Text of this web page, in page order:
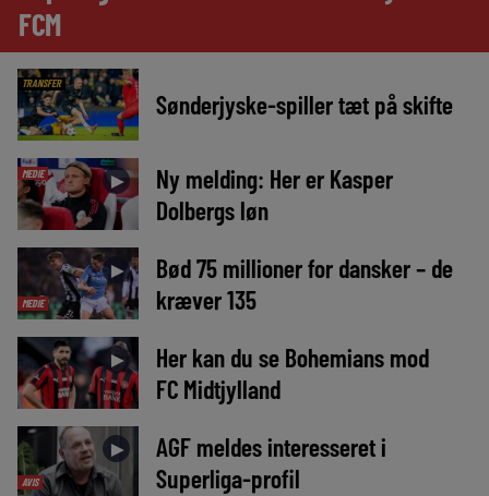
FCM
TRANSFER
Sønderjyske-spiller tæt på skifte
MEDIE ►
Ny melding: Her er Kasper
Dolbergs løn
MEDIE
►
Bød 75 millioner for dansker – de
kræver 135
►
Her kan du se Bohemians mod
FC Midtjylland
AVIS
►
AGF meldes interesseret i
Superliga-profil